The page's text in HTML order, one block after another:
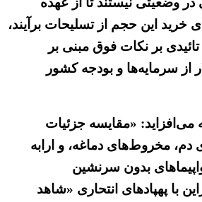
خرید این حجم از تسلیحات برآیند،
بر نکات فوق مبنی بر
از سرمایه‌ها و بودجه کشور
می‌افزاید: «مقایسه جزئیات
دم، مخروط‌های دماغه، و ارابه
بدون سرنشین
با پهپادهای انتحاری «شاهد